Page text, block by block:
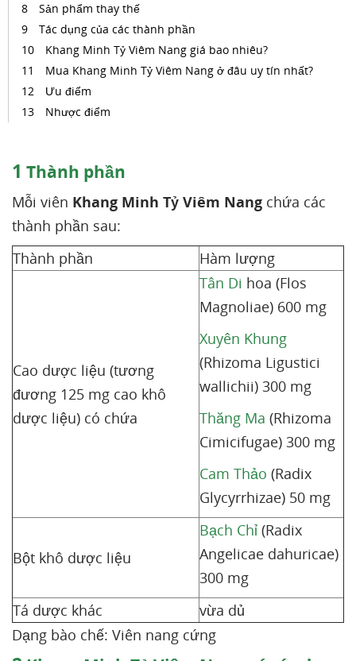
Sản phẩm thay thế
Tác dụng của các thành phần
Khang Minh Tỷ Viêm Nang giá bao nhiêu?
Mua Khang Minh Tỷ Viêm Nang ở đâu uy tín nhất?
Ưu điểm
Nhược điểm
1 Thành phần
Mỗi viên Khang Minh Tỷ Viêm Nang chứa các
thành phần sau:
Thành phần
Hàm lượng
Cao dược liệu (tương
đương 125 mg cao khô
dược liệu) có chứa
Tân Di hoa (Flos
Magnoliae) 600 mg
Xuyên Khung
(Rhizoma Ligustici
wallichii) 300 mg
Thăng Ma (Rhizoma
Cimicifugae) 300 mg
Cam Thảo (Radix
Glycyrrhizae) 50 mg
Bột khô dược liệu
Bạch Chỉ (Radix
Angelicae dahuricae)
300 mg
Tá dược khác
vừa dủ
Dạng bào chế: Viên nang cứng